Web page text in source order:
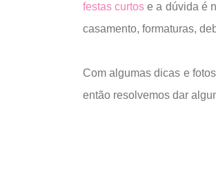
festas curtose a dúvida é
casamento, formaturas,
Com algumas dicas e
então resolvemos dar